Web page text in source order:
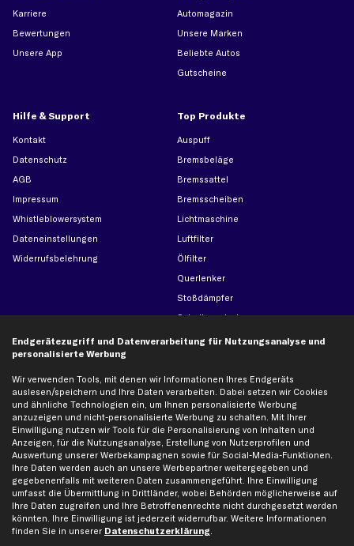
Karriere
Bewertungen
Unsere App
Automagazin
Unsere Marken
Beliebte Autos
Gutscheine
Hilfe & Support
Kontakt
Datenschutz
AGB
Impressum
Whistleblowersystem
Dateneinstellungen
Widerrufsbelehrung
Top Produkte
Auspuff
Bremsbeläge
Bremssattel
Bremsscheiben
Lichtmaschine
Luftfilter
Ölfilter
Querlenker
Stoßdämpfer
Scheibenwischer
Top Automarken
Audi Ersatzteile
BMW Ersatzteile
Ford Ersatzteile
Mercedes-Benz Ersatzteile
Opel Ersatzteile
Peugeot Ersatzteile
Renault Ersatzteile
Seat Ersatzteile
Endgerätezugriff und Datenverarbeitung für Nutzungsanalyse und
personalisierte Werbung
Wir verwenden Tools, mit denen wir Informationen Ihres Endgeräts
auslesen/speichern und Ihre Daten verarbeiten. Dabei setzen wir Cookies
und ähnliche Technologien ein, um Ihnen personalisierte Werbung
anzuzeigen und nicht-personalisierte Werbung zu schalten. Mit Ihrer
Einwilligung nutzen wir Tools für die Personalisierung von Inhalten und
Anzeigen, für die Nutzungsanalyse, Erstellung von Nutzerprofilen und
Auswertung unserer Werbekampagnen sowie für Social-Media-Funktionen.
Ihre Daten werden auch an unsere Werbepartner weitergegeben und
gegebenenfalls mit weiteren Daten zusammengeführt. Ihre Einwilligung
umfasst die Übermittlung in Drittländer, wobei Behörden möglicherweise auf
Ihre Daten zugreifen und Ihre Betroffenenrechte nicht durchgesetzt werden
könnten. Ihre Einwilligung ist jederzeit widerrufbar. Weitere Informationen
finden Sie in unserer Datenschutzerklärung.